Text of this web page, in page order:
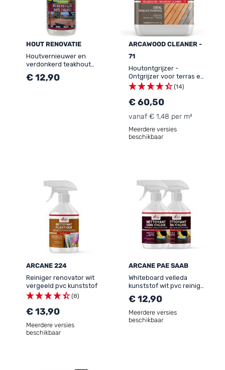
HOUT RENOVATIE
Houtvernieuwer en
verdonkerd teakhout
€ 12,90
ARCAWOOD CLEANER -
71
Houtontgrijzer -
Ontgrijzer voor terras en
buitenhout - ARCAWOOD
CLEANER - 71
(14)
€ 60,50
vanaf € 1,48 per m²
Meerdere versies
beschikbaar
ARCANE 224
Reiniger renovator wit
vergeeld pvc kunststof
(8)
€ 13,90
Meerdere versies
beschikbaar
ARCANE PAE SAAB
Whiteboard velleda
kunststof wit pvc reiniger
€ 12,90
Meerdere versies
beschikbaar